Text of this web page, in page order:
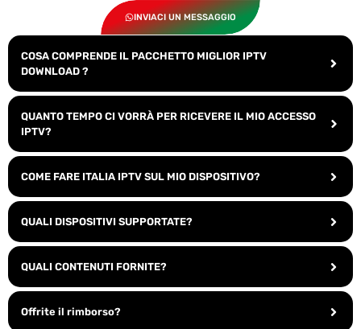
INVIACI UN MESSAGGIO
COSA COMPRENDE IL PACCHETTO MIGLIOR IPTV
DOWNLOAD ?
QUANTO TEMPO CI VORRÀ PER RICEVERE IL MIO ACCESSO
IPTV?
COME FARE ITALIA IPTV SUL MIO DISPOSITIVO?
QUALI DISPOSITIVI SUPPORTATE?
QUALI CONTENUTI FORNITE?
Offrite il rimborso?